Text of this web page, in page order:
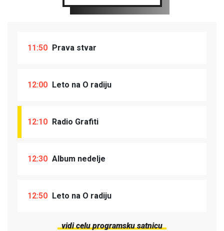
11:50 Prava stvar
12:00 Leto na O radiju
12:10 Radio Grafiti
12:30 Album nedelje
12:50 Leto na O radiju
vidi celu programsku satnicu